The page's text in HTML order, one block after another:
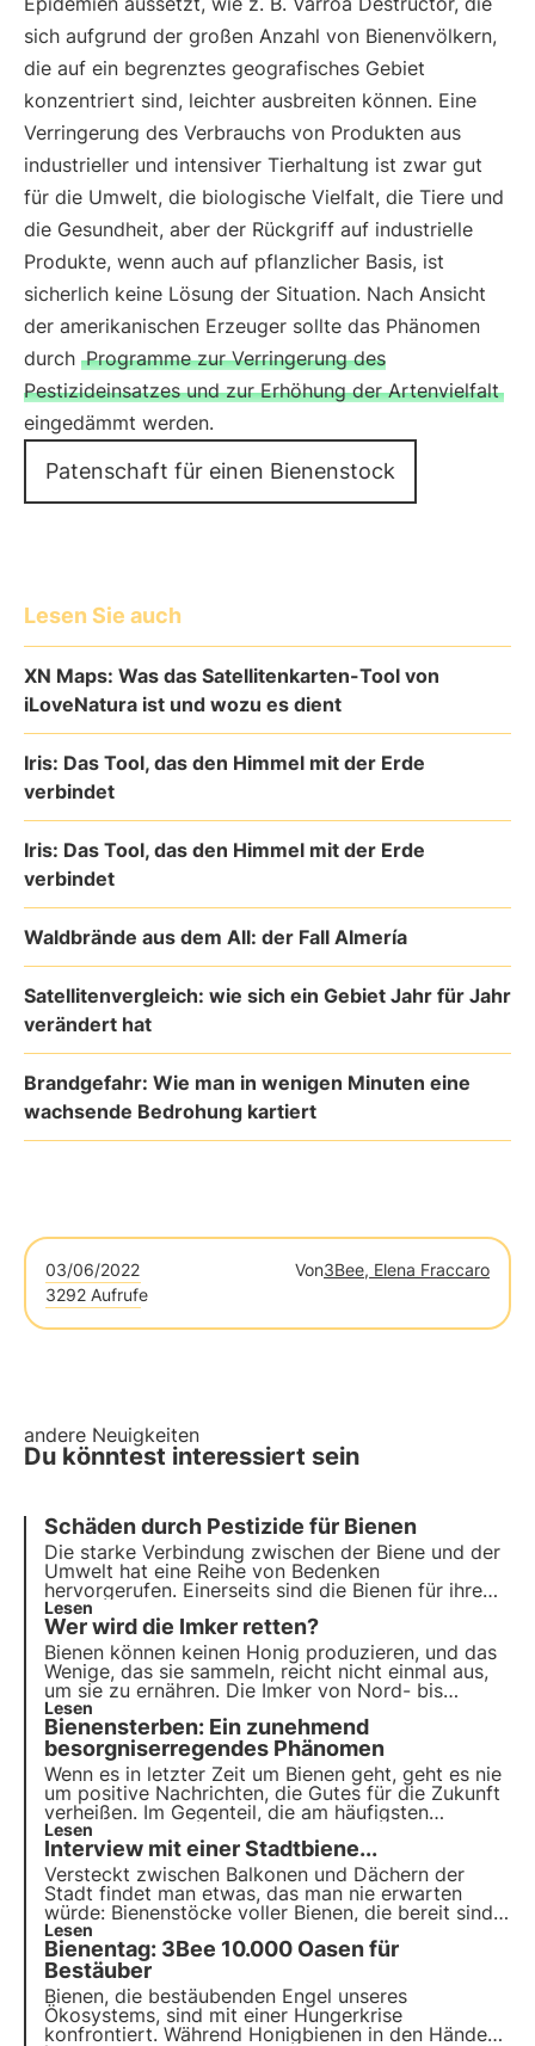
sich aufgrund der großen Anzahl von Bienenvölkern,
die auf ein begrenztes geografisches Gebiet
konzentriert sind, leichter ausbreiten können. Eine
Verringerung des Verbrauchs von Produkten aus
industrieller und intensiver Tierhaltung ist zwar gut
für die Umwelt, die biologische Vielfalt, die Tiere und
die Gesundheit, aber der Rückgriff auf industrielle
Produkte, wenn auch auf pflanzlicher Basis, ist
sicherlich keine Lösung der Situation. Nach Ansicht
der amerikanischen Erzeuger sollte das Phänomen
durch Programme zur Verringerung des
Pestizideinsatzes und zur Erhöhung der Artenvielfalt
eingedämmt werden.
Patenschaft für einen Bienenstock
Lesen Sie auch
XN Maps: Was das Satellitenkarten-Tool von
iLoveNatura ist und wozu es dient
Iris: Das Tool, das den Himmel mit der Erde
verbindet
Iris: Das Tool, das den Himmel mit der Erde
verbindet
Waldbrände aus dem All: der Fall Almería
Satellitenvergleich: wie sich ein Gebiet Jahr für Jahr
verändert hat
Brandgefahr: Wie man in wenigen Minuten eine
wachsende Bedrohung kartiert
03/06/2022 Von3Bee, Elena Fraccaro
3292 Aufrufe
andere Neuigkeiten
Du könntest interessiert sein
Schäden durch Pestizide für Bienen
Die starke Verbindung zwischen der Biene und der
Umwelt hat eine Reihe von Bedenken
hervorgerufen. Einerseits sind die Bienen für ihre
Bestäubungsleistung unverzichtbar, andererseits
kann der Bedarf an Pflanzenschutzmitteln zu
Problemen mit der Sterblichkeit und der
Entvölkerung der Bienenstöcke führen.
Lesen
Wer wird die Imker retten?
Bienen können keinen Honig produzieren, und das
Wenige, das sie sammeln, reicht nicht einmal aus,
um sie zu ernähren. Die Imker von Nord- bis
Süditalien sagen es laut und deutlich: Die Bienen
sind gefährdet und sterben.
Lesen
Bienensterben: Ein zunehmend
besorgniserregendes Phänomen
Wenn es in letzter Zeit um Bienen geht, geht es nie
um positive Nachrichten, die Gutes für die Zukunft
verheißen. Im Gegenteil, die am häufigsten
wiederkehrenden Themen sind die Gefahren, die ihr
Überleben bedrohen, ungünstige Jahreszeiten für
die Honigproduktion, neue Krankheiten und
Schädlinge.
Lesen
Interview mit einer Stadtbiene...
Versteckt zwischen Balkonen und Dächern der
Stadt findet man etwas, das man nie erwarten
würde: Bienenstöcke voller Bienen, die bereit sind,
die Blumen der Stadt zu bestäuben. In den letzten
Jahren hat sich die Honigproduktion auf den
Dächern der Stadt zu einem immer beliebteren
Phänomen entwickelt.
Lesen
Bienentag: 3Bee 10.000 Oasen für
Bestäuber
Bienen, die bestäubenden Engel unseres
Ökosystems, sind mit einer Hungerkrise
konfrontiert. Während Honigbienen in den Händen